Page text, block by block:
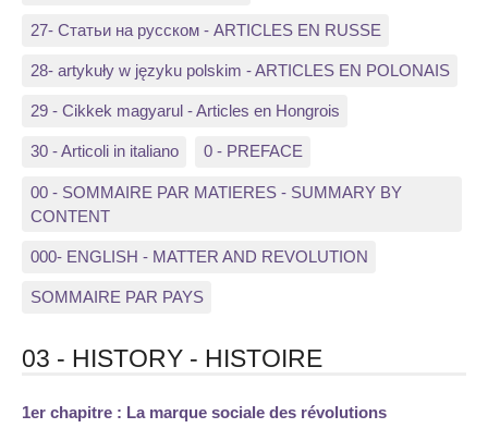
27- Статьи на русском - ARTICLES EN RUSSE
28- artykuły w języku polskim - ARTICLES EN POLONAIS
29 - Cikkek magyarul - Articles en Hongrois
30 - Articoli in italiano 0 - PREFACE
00 - SOMMAIRE PAR MATIERES - SUMMARY BY
CONTENT
000- ENGLISH - MATTER AND REVOLUTION
SOMMAIRE PAR PAYS
03 - HISTORY - HISTOIRE
1er chapitre : La marque sociale des révolutions